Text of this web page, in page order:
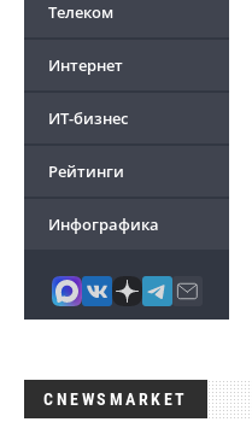
Телеком
Интернет
ИТ-бизнес
Рейтинги
Инфографика
CNEWSMARKET